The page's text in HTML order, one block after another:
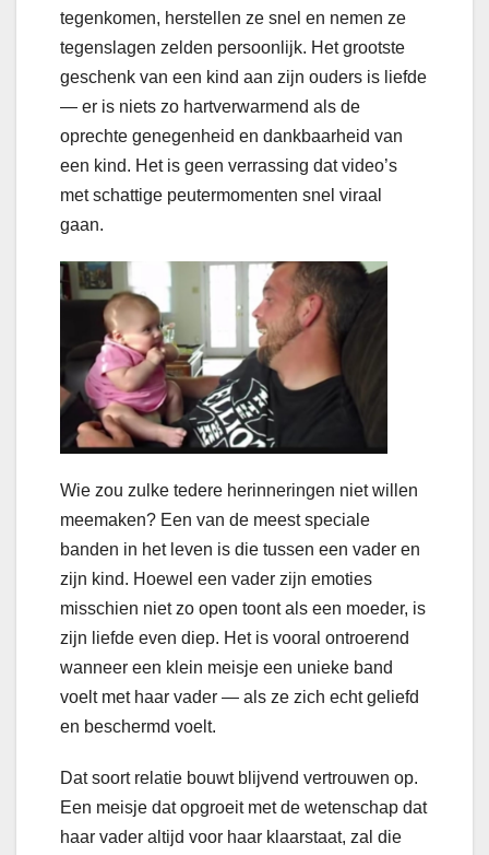
tegenkomen, herstellen ze snel en nemen ze
tegenslagen zelden persoonlijk. Het grootste
geschenk van een kind aan zijn ouders is liefde
— er is niets zo hartverwarmend als de
oprechte genegenheid en dankbaarheid van
een kind. Het is geen verrassing dat video’s
met schattige peutermomenten snel viraal
gaan.
Wie zou zulke tedere herinneringen niet willen
meemaken? Een van de meest speciale
banden in het leven is die tussen een vader en
zijn kind. Hoewel een vader zijn emoties
misschien niet zo open toont als een moeder, is
zijn liefde even diep. Het is vooral ontroerend
wanneer een klein meisje een unieke band
voelt met haar vader — als ze zich echt geliefd
en beschermd voelt.
Dat soort relatie bouwt blijvend vertrouwen op.
Een meisje dat opgroeit met de wetenschap dat
haar vader altijd voor haar klaarstaat, zal die